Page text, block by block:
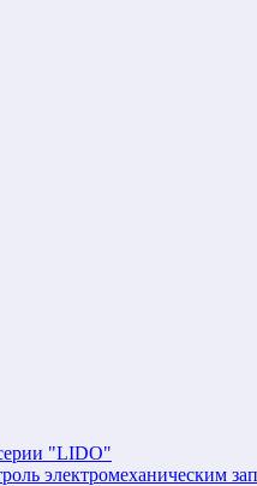
"LIDO"
электромеханическим